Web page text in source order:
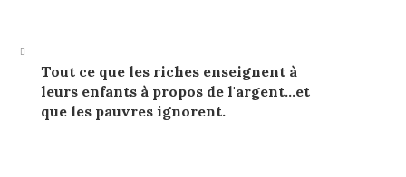
Tout ce que les riches enseignent à
leurs enfants à propos de l'argent…et
que les pauvres ignorent.